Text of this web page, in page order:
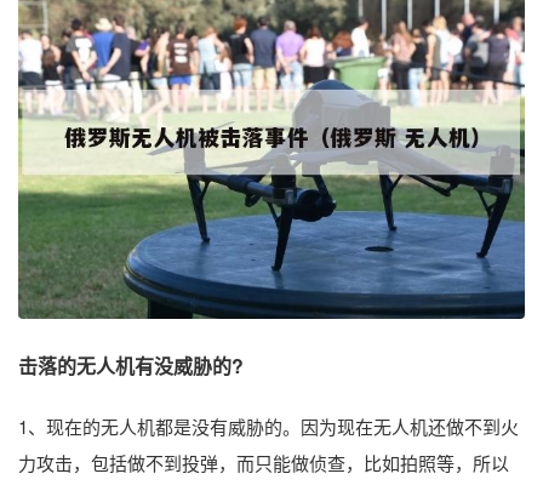
击落的无人机有没威胁的?
1、现在的无人机都是没有威胁的。因为现在无人机还做不到火
力攻击，包括做不到投弹，而只能做侦查，比如拍照等，所以